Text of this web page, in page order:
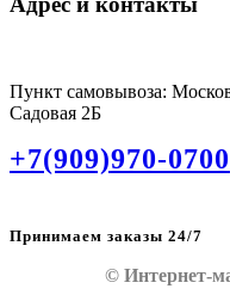
Пункт самовывоза:
Садовая 2Б
+7(909)970-0700
Принимаем заказы 24/7
© Интернет-